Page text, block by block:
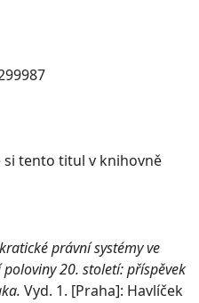
tento titul v knihovně
právní systémy ve
20. století: příspěvek
Vyd. 1. [Praha]: Havlíček